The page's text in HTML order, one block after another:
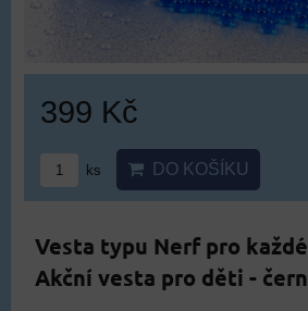
399 Kč
ks DO KOŠÍKU
Vesta typu Nerf pro
Akční vesta pro děti -